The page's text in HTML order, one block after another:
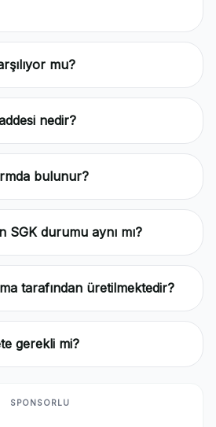
mu?
nedir?
bulunur?
SGK durumu aynı mı?
tarafından üretilmektedir?
gerekli mi?
SPONSORLU